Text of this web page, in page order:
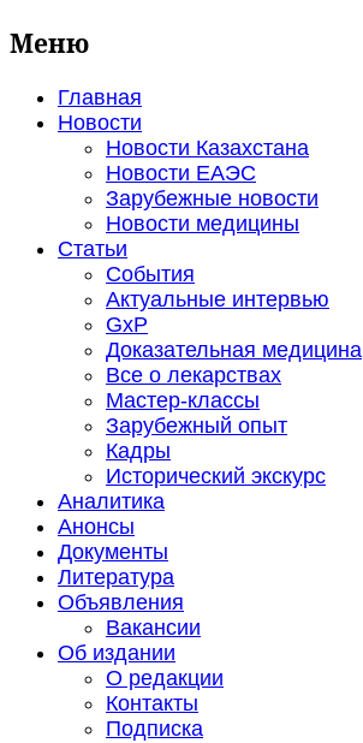
Меню
Главная
Новости
Новости Казахстана
Новости ЕАЭС
Зарубежные новости
Новости медицины
Статьи
События
Актуальные интервью
GxP
Доказательная медицина
Все о лекарствах
Мастер-классы
Зарубежный опыт
Кадры
Исторический экскурс
Аналитика
Анонсы
Документы
Литература
Объявления
Вакансии
Об издании
О редакции
Контакты
Подписка